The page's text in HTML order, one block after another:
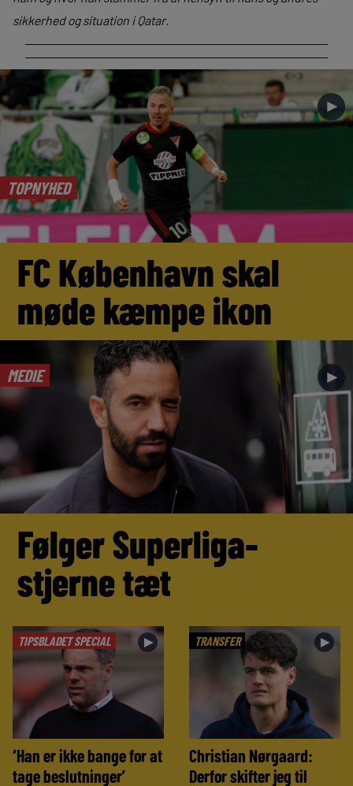
sikkerhed og situation i Qatar.
TOPNYHED
►
FC København skal
møde kæmpe ikon
MEDIE ►
Følger Superliga-
stjerne tæt
TIPSBLADET SPECIAL ►
‘Han er ikke bange for at
tage beslutninger’
TRANSFER ►
Christian Nørgaard:
Derfor skifter jeg til